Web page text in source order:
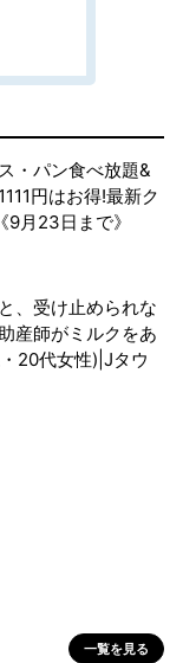
・パン食べ放題&
円はお得!最新ク
月23日まで》
、受け止められな
産師がミルクをあ
20代女性)|Jタウ
一覧を見る